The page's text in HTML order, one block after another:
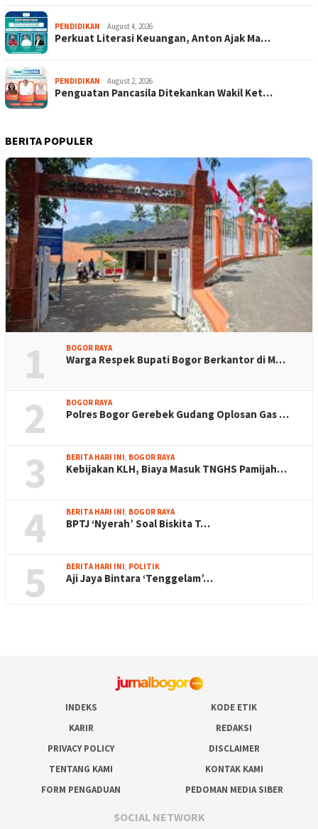
PENDIDIKAN August 4, 2026
Perkuat Literasi Keuangan, Anton Ajak Ma…
PENDIDIKAN August 2, 2026
Penguatan Pancasila Ditekankan Wakil Ket…
BERITA POPULER
1 BOGOR RAYA
Warga Respek Bupati Bogor Berkantor di M…
2 BOGOR RAYA
Polres Bogor Gerebek Gudang Oplosan Gas …
3 BERITA HARI INI BOGOR RAYA
Kebijakan KLH, Biaya Masuk TNGHS Pamijah…
4 BERITA HARI INI BOGOR RAYA
BPTJ ‘Nyerah’ Soal Biskita T…
5 BERITA HARI INI POLITIK
Aji Jaya Bintara ‘Tenggelam’…
INDEKS
KODE ETIK
KARIR
REDAKSI
PRIVACY POLICY
DISCLAIMER
TENTANG KAMI
KONTAK KAMI
FORM PENGADUAN
PEDOMAN MEDIA SIBER
SOCIAL NETWORK